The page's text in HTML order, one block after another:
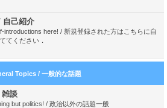
己紹介
introductions here! / 新規登録された方はこちらに自
てください．
Topics / 一般的な話題
談
but politics! / 政治以外の話題一般